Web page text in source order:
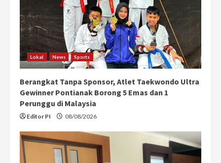
Lokal News Sports
Berangkat Tanpa Sponsor, Atlet Taekwondo Ultra
Gewinner Pontianak Borong 5 Emas dan 1
Perunggu di Malaysia
Editor PI 08/08/2026